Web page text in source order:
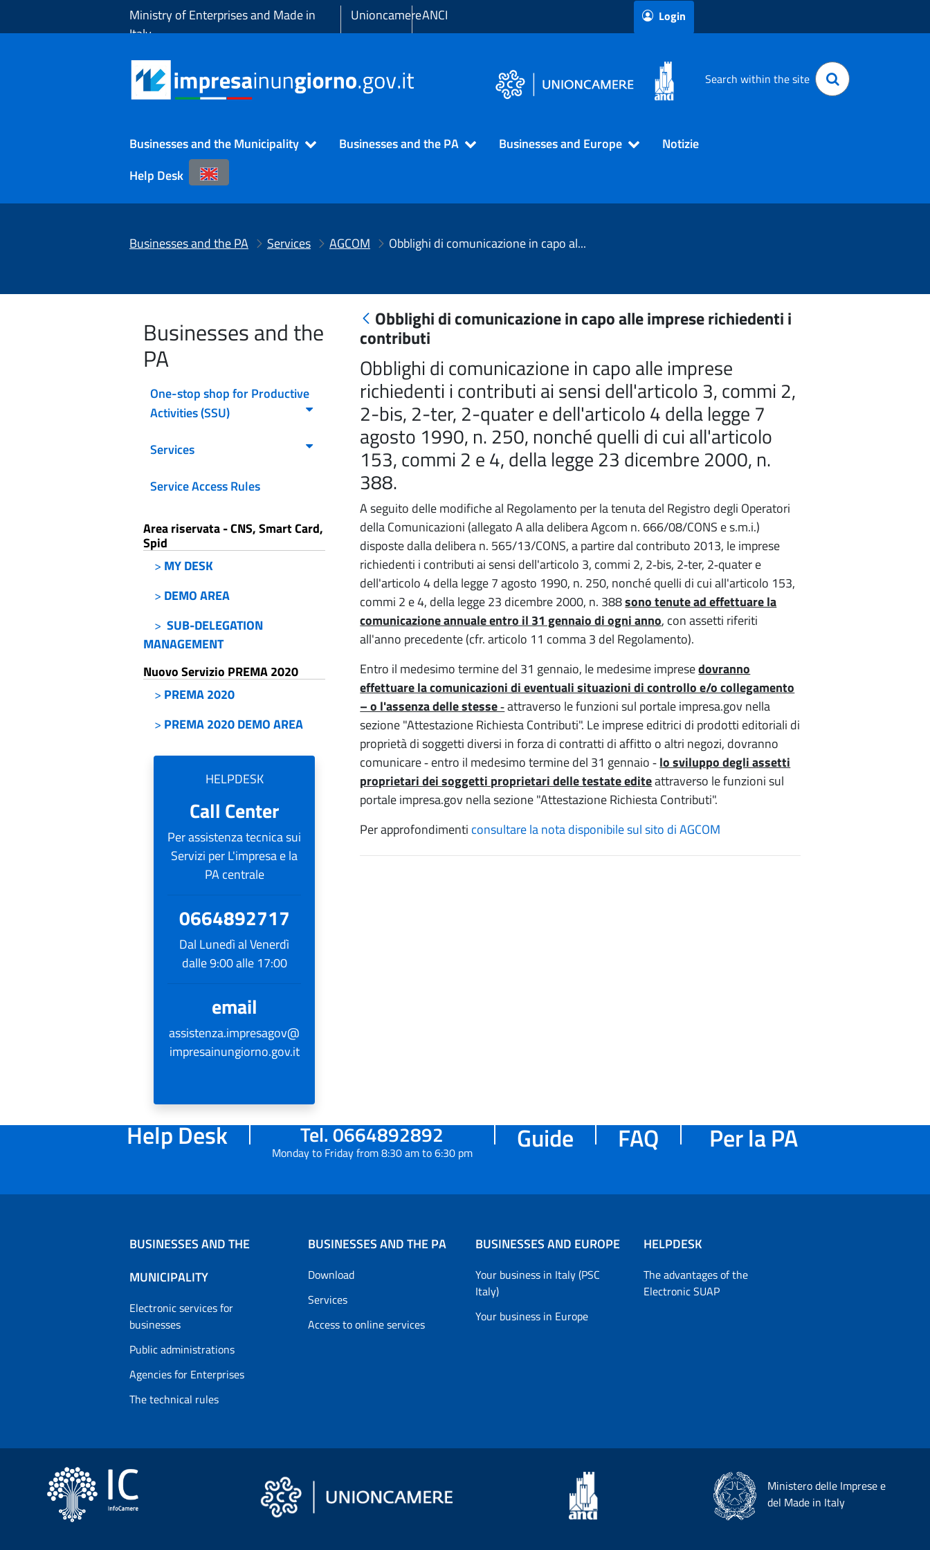
Ministry of Enterprises and Made in
Italy
UnioncamereANCI Login
Search within the site
Businesses and the Municipality Businesses and the PA Businesses and Europe
Notizie
Help Desk
Businesses and the PA Services AGCOM Obblighi di comunicazione in capo alle imprese richiedenti i contributi
Businesses and the
PA
One-stop shop for Productive
Activities (SSU)
Services
Service Access Rules
Area riservata - CNS, Smart Card,
Spid
> MY DESK
> DEMO AREA
> SUB-DELEGATION
MANAGEMENT
Nuovo Servizio PREMA 2020
> PREMA 2020
> PREMA 2020 DEMO AREA
HELPDESK
Call Center
Per assistenza tecnica sui
Servizi per L'impresa e la
PA centrale
0664892717
Dal Lunedì al Venerdì
dalle 9:00 alle 17:00
email
assistenza.impresagov@
impresainungiorno.gov.it
Obblighi di comunicazione in capo alle imprese richiedenti i
contributi
Obblighi di comunicazione in capo alle imprese
richiedenti i contributi ai sensi dell'articolo 3, commi 2,
2-bis, 2-ter, 2-quater e dell'articolo 4 della legge 7
agosto 1990, n. 250, nonché quelli di cui all'articolo
153, commi 2 e 4, della legge 23 dicembre 2000, n.
388.
A seguito delle modifiche al Regolamento per la tenuta del Registro degli Operatori
della Comunicazioni (allegato A alla delibera Agcom n. 666/08/CONS e s.m.i.)
disposte dalla delibera n. 565/13/CONS, a partire dal contributo 2013, le imprese
richiedenti i contributi ai sensi dell'articolo 3, commi 2, 2‐bis, 2‐ter, 2‐quater e
dell'articolo 4 della legge 7 agosto 1990, n. 250, nonché quelli di cui all'articolo 153,
commi 2 e 4, della legge 23 dicembre 2000, n. 388sono tenute ad effettuare la
comunicazione annuale entro il 31 gennaio di ogni anno, con assetti riferiti
all'anno precedente (cfr. articolo 11 comma 3 del Regolamento).
Entro il medesimo termine del 31 gennaio, le medesime impresedovranno
effettuare la comunicazioni di eventuali situazioni di controllo e/o collegamento
– o l'assenza delle stesse ‐attraverso le funzioni sul portale impresa.gov nella
sezione "Attestazione Richiesta Contributi". Le imprese editrici di prodotti editoriali di
proprietà di soggetti diversi in forza di contratti di affitto o altri negozi, dovranno
comunicare ‐ entro il medesimo termine del 31 gennaio ‐lo sviluppo degli assetti
proprietari dei soggetti proprietari delle testate editeattraverso le funzioni sul
portale impresa.gov nella sezione "Attestazione Richiesta Contributi".
Per approfondimenti consultare la nota disponibile sul sito di AGCOM
Help Desk Tel. 0664892892
Monday to Friday from 8:30 am to 6:30 pm Guide FAQ Per la PA
BUSINESSES AND THE
MUNICIPALITY
Electronic services for
businesses
Public administrations
Agencies for Enterprises
The technical rules
BUSINESSES AND THE PA
Download
Services
Access to online services
BUSINESSES AND EUROPE
Your business in Italy (PSC
Italy)
Your business in Europe
HELPDESK
The advantages of the
Electronic SUAP
Ministero delle Imprese e
del Made in Italy